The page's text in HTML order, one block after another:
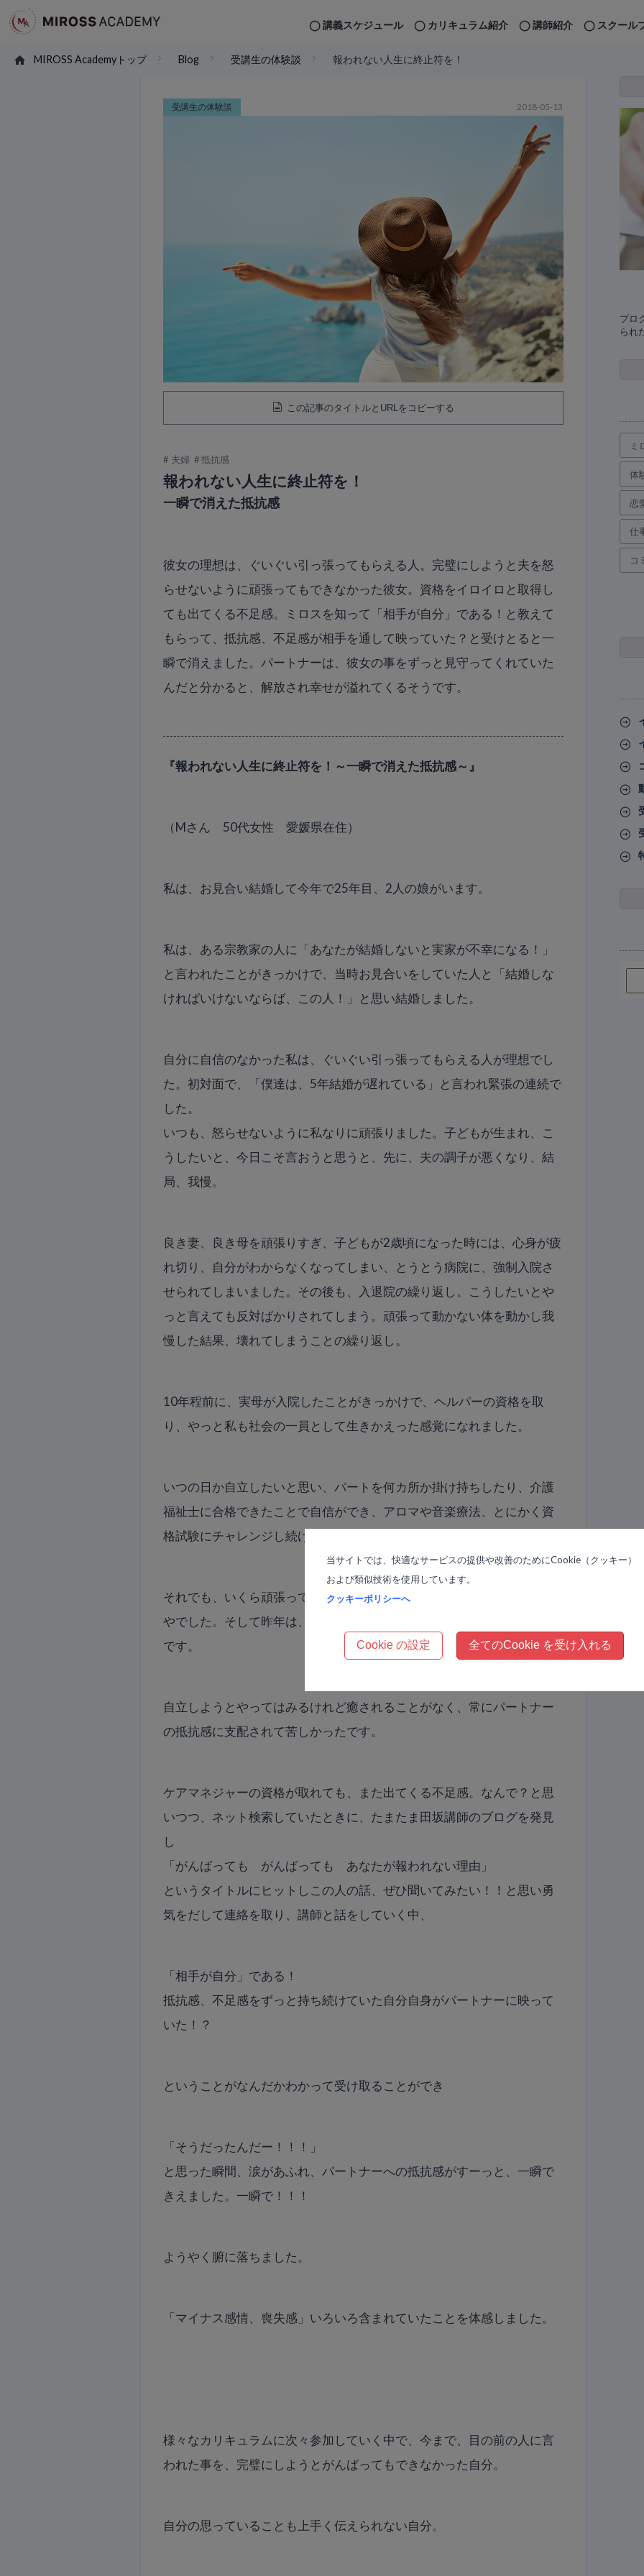
スクール
講師紹介
カリキュラム紹介
講義スケジュール
MIROSS Academyトップ Blog 受講生の体験談 報われない人生に終止符を！
2018-05-13
受講生の体験談
この記事のタイトルとURLをコピーする
夫婦 抵抗感
報われない人生に終止符を！
一瞬で消えた抵抗感
彼女の理想は、ぐいぐい引っ張ってもらえる人。完璧にしようと夫を怒
らせないように頑張ってもできなかった彼女。資格をイロイロと取得し
ても出てくる不足感。ミロスを知って「相手が自分」である！と教えて
もらって、抵抗感、不足感が相手を通して映っていた？と受けとると一
瞬で消えました。パートナーは、彼女の事をずっと見守ってくれていた
んだと分かると、解放され幸せが溢れてくるそうです。
『報われない人生に終止符を！～一瞬で消えた抵抗感～』
（Mさん 50代女性 愛媛県在住）
私は、お見合い結婚して今年で25年目、2人の娘がいます。
私は、ある宗教家の人に「あなたが結婚しないと実家が不幸になる！」
と言われたことがきっかけで、当時お見合いをしていた人と「結婚しな
ければいけないならば、この人！」と思い結婚しました。
自分に自信のなかった私は、ぐいぐい引っ張ってもらえる人が理想でし
た。初対面で、「僕達は、5年結婚が遅れている」と言われ緊張の連続で
した。
いつも、怒らせないように私なりに頑張りました。子どもが生まれ、こ
うしたいと、今日こそ言おうと思うと、先に、夫の調子が悪くなり、結
局、我慢。
良き妻、良き母を頑張りすぎ、子どもが2歳頃になった時には、心身が疲
れ切り、自分がわからなくなってしまい、とうとう病院に、強制入院さ
せられてしまいました。その後も、入退院の繰り返し。こうしたいとや
っと言えても反対ばかりされてしまう。頑張って動かない体を動かし我
慢した結果、壊れてしまうことの繰り返し。
10年程前に、実母が入院したことがきっかけで、ヘルパーの資格を取
り、やっと私も社会の一員として生きかえった感覚になれました。
いつの日か自立したいと思い、パートを何カ所か掛け持ちしたり、介護
福祉士に合格できたことで自信ができ、アロマや音楽療法、とにかく資
格試験にチャレンジし続けました。
それでも、いくら頑張っても満たされず、一歩が踏みだせない自分がい
やでした。そして昨年は、ケアマネジャーの資格も取ることが出来たん
です。
自立しようとやってはみるけれど癒されることがなく、常にパートナー
の抵抗感に支配されて苦しかったです。
ケアマネジャーの資格が取れても、また出てくる不足感。なんで？と思
いつつ、ネット検索していたときに、たまたま田坂講師のブログを発見
し
「がんばっても がんばっても あなたが報われない理由」
というタイトルにヒットしこの人の話、ぜひ聞いてみたい！！と思い勇
気をだして連絡を取り、講師と話をしていく中、
「相手が自分」である！
抵抗感、不足感をずっと持ち続けていた自分自身がパートナーに映って
いた！？
ということがなんだかわかって受け取ることができ
「そうだったんだー！！！」
と思った瞬間、涙があふれ、パートナーへの抵抗感がすーっと、一瞬で
きえました。一瞬で！！！
ようやく腑に落ちました。
「マイナス感情、喪失感」いろいろ含まれていたことを体感しました。
様々なカリキュラムに次々参加していく中で、今まで、目の前の人に言
われた事を、完璧にしようとがんばってもできなかった自分。
自分の思っていることも上手く伝えられない自分。
プロ
られ
ミ
体
恋
仕
コ
当サイトでは、快適なサービスの提供や改善のためにCookie（クッキー）
および類似技術を使用しています。
クッキーポリシーへ
Cookie の設定 全てのCookie を受け入れる